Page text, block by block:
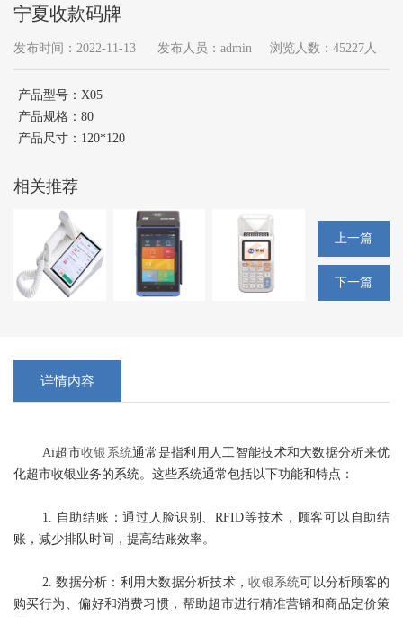
宁夏收款码牌
发布时间：2022-11-13 发布人员：admin 浏览人数：45227人
产品型号：X05
产品规格：80
产品尺寸：120*120
相关推荐
上一篇
下一篇
详情内容
Ai超市收银系统通常是指利用人工智能技术和大数据分析来优
化超市收银业务的系统。这些系统通常包括以下功能和特点：
1. 自助结账：通过人脸识别、RFID等技术，顾客可以自助结
账，减少排队时间，提高结账效率。
2. 数据分析：利用大数据分析技术，收银系统可以分析顾客的
购买行为、偏好和消费习惯，帮助超市进行精准营销和商品定价策